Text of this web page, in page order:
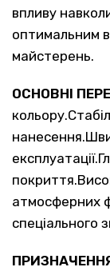
впливу
оптимальним
майстерень.
ОСНОВНІ
атмосферних
спеціального